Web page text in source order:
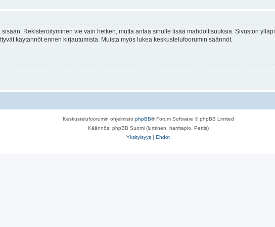
Rekisteröityminen vie vain hetken, mutta antaa sinulle lisää mahdollisuuksia. Sivuston
käytännöt ennen kirjautumista. Muista myös lukea keskustelufoorumin säännöt.
Keskustelufoorumin ohjelmisto phpBB® Forum Software © phpBB Limited
Käännös: phpBB Suomi (lurttinen, harritapio, Pettis)
Yksityisyys | Ehdot